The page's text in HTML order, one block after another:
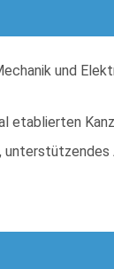
und
etablierten
unterstützendes